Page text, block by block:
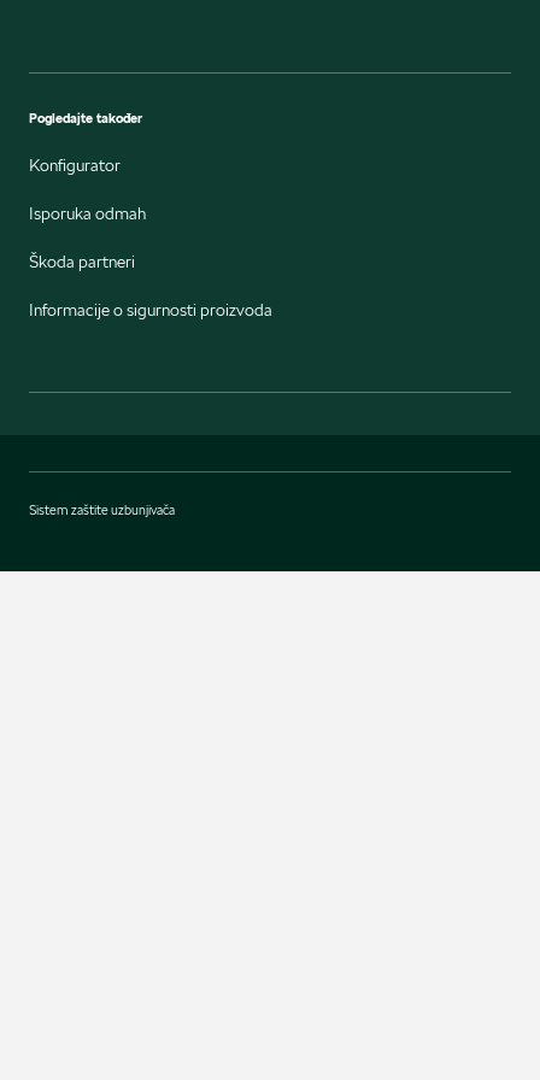
Pogledajte također
Konfigurator
Isporuka odmah
Škoda partneri
Informacije o sigurnosti proizvoda
Sistem zaštite uzbunjivača